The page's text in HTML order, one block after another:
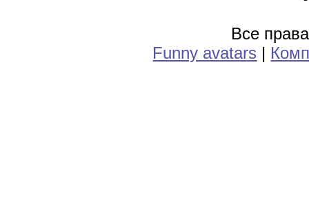
Все
Funny avatars |